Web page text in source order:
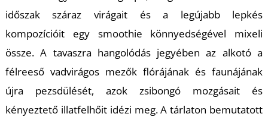
időszak száraz virágait és a legújabb lepkés
kompozícióit egy smoothie könnyedségével mixeli
össze. A tavaszra hangolódás jegyében az alkotó a
félreeső vadvirágos mezők flórájának és faunájának
újra pezsdülését, azok zsibongó mozgásait és
kényeztető illatfelhőit idézi meg. A tárlaton bemutatott